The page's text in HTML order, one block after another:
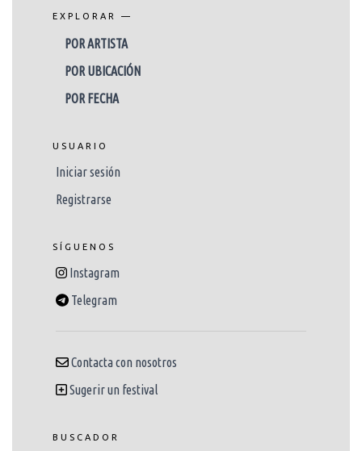
EXPLORAR —
POR ARTISTA
POR UBICACIÓN
POR FECHA
USUARIO
Iniciar sesión
Registrarse
SÍGUENOS
Instagram
Telegram
Contacta con nosotros
Sugerir un festival
BUSCADOR